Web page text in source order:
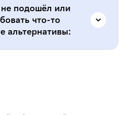
про правила
на полную
подошёл или
что-то
альтернативы: